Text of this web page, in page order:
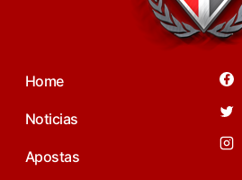
Home
Noticias
Apostas